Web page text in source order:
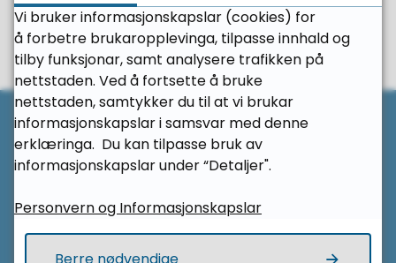
Fann du det du leita etter?
Ja
Nei
Her finn du oss
Vevendelvegen 35
Til
Vi bruker informasjonskapslar (cookies) for
å forbetre brukaropplevinga, tilpasse innhald og
tilby funksjonar, samt analysere trafikken på
nettstaden. Ved å fortsette å bruke
nettstaden, samtykker du til at vi brukar
informasjonskapslar i samsvar med denne
erklæringa. Du kan tilpasse bruk av
informasjonskapslar under “Detaljer".
Personvern og Informasjonskapslar
Berre nødvendige